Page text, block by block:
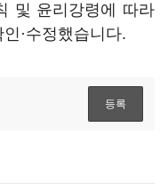
및 윤리강령에 따라
·수정했습니다.